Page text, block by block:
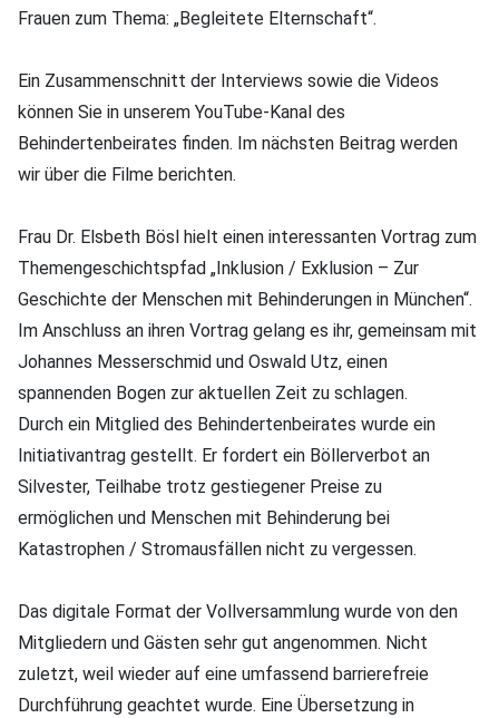
Frauen zum Thema: „Begleitete Elternschaft“.
Ein Zusammenschnitt der Interviews sowie die Videos
können Sie in unserem YouTube-Kanal des
Behindertenbeirates finden. Im nächsten Beitrag werden
wir über die Filme berichten.
Frau Dr. Elsbeth Bösl hielt einen interessanten Vortrag zum
Themengeschichtspfad „Inklusion / Exklusion – Zur
Geschichte der Menschen mit Behinderungen in München“.
Im Anschluss an ihren Vortrag gelang es ihr, gemeinsam mit
Johannes Messerschmid und Oswald Utz, einen
spannenden Bogen zur aktuellen Zeit zu schlagen.
Durch ein Mitglied des Behindertenbeirates wurde ein
Initiativantrag gestellt. Er fordert ein Böllerverbot an
Silvester, Teilhabe trotz gestiegener Preise zu
ermöglichen und Menschen mit Behinderung bei
Katastrophen / Stromausfällen nicht zu vergessen.
Das digitale Format der Vollversammlung wurde von den
Mitgliedern und Gästen sehr gut angenommen. Nicht
zuletzt, weil wieder auf eine umfassend barrierefreie
Durchführung geachtet wurde. Eine Übersetzung in